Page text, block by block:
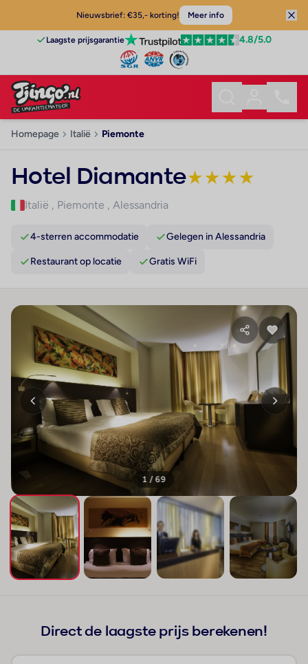
Nieuwsbrief: €35,- korting! Meer info
Laagste prijsgarantie 4.8/5.0
Homepage Italië Piemonte
Hotel Diamante★★★★
Italië , Piemonte , Alessandria
4-sterren accommodatie Gelegen in Alessandria
Restaurant op locatie Gratis WiFi
1 / 69
Direct de laagste prijs berekenen!